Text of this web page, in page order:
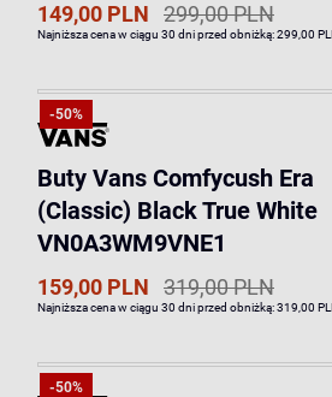
149,00 PLN 299,00 PLN
Najniższa cena w ciągu 30 dni przed obniżką:299,00
-50%
Buty Vans Comfycush Era
(Classic) Black True White
VN0A3WM9VNE1
159,00 PLN 319,00 PLN
Najniższa cena w ciągu 30 dni przed obniżką:319,00
-50%